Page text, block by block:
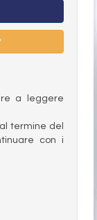
a leggere
termine del
con i